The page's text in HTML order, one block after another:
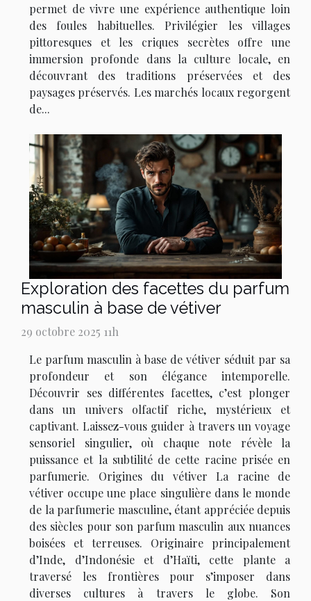
permet de vivre une expérience authentique loin
des foules habituelles. Privilégier les villages
pittoresques et les criques secrètes offre une
immersion profonde dans la culture locale, en
découvrant des traditions préservées et des
paysages préservés. Les marchés locaux regorgent
de...
Exploration des facettes du parfum
masculin à base de vétiver
29 octobre 2025 11h
Le parfum masculin à base de vétiver séduit par sa
profondeur et son élégance intemporelle.
Découvrir ses différentes facettes, c’est plonger
dans un univers olfactif riche, mystérieux et
captivant. Laissez-vous guider à travers un voyage
sensoriel singulier, où chaque note révèle la
puissance et la subtilité de cette racine prisée en
parfumerie. Origines du vétiver La racine de
vétiver occupe une place singulière dans le monde
de la parfumerie masculine, étant appréciée depuis
des siècles pour son parfum masculin aux nuances
boisées et terreuses. Originaire principalement
d’Inde, d’Indonésie et d’Haïti, cette plante a
traversé les frontières pour s’imposer dans
diverses cultures à travers le globe. Son